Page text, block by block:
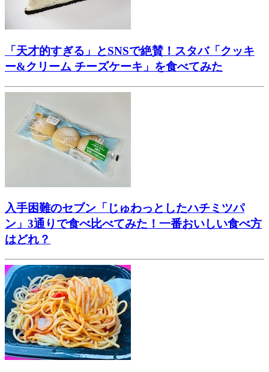
「天才的すぎる」とSNSで絶賛！スタバ「クッキ
ー&クリーム チーズケーキ」を食べてみた
入手困難のセブン「じゅわっとしたハチミツパ
ン」3通りで食べ比べてみた！一番おいしい食べ方
はどれ？